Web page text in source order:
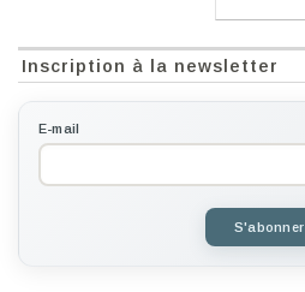
Inscription à la newsletter
E-mail
S'abonner